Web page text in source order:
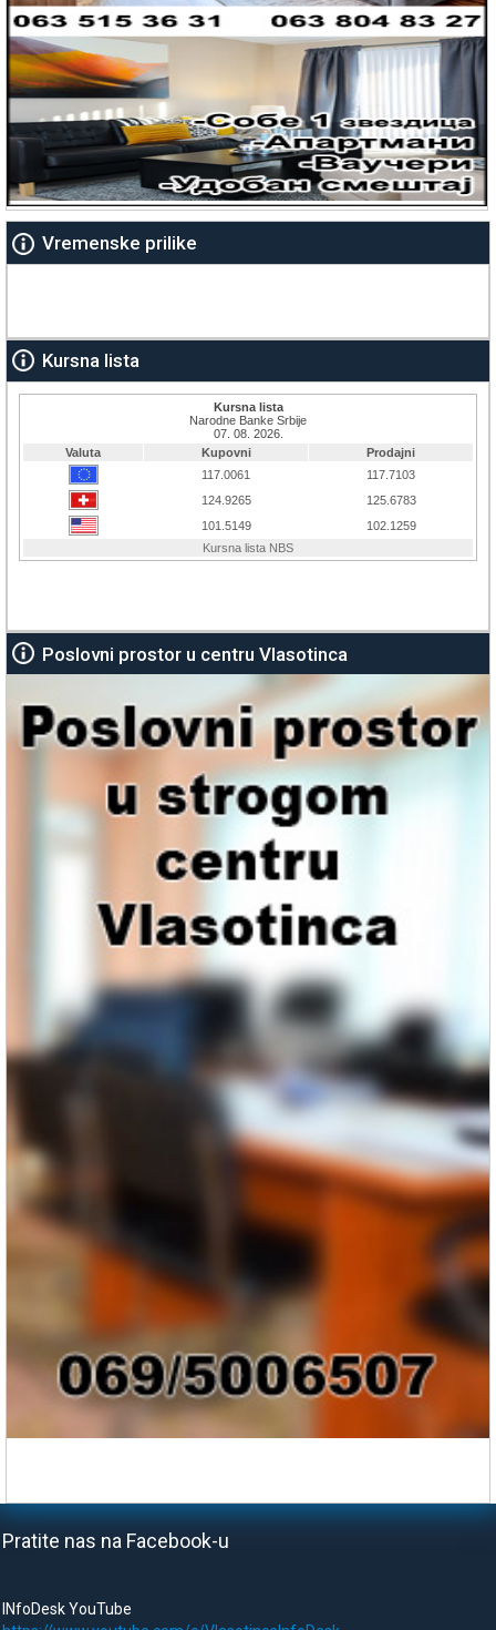
Vremenske prilike
Kursna lista
Poslovni prostor u centru Vlasotinca
Pratite nas na Facebook-u
INfoDesk YouTube